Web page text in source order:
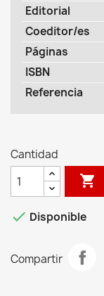
Editorial
Coeditor/es
Páginas
ISBN
Referencia
Cantidad

 Disponible
Compartir